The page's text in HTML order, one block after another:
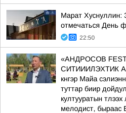
Марат Хуснуллин:
отмечаться День
22:50
«АНДРОСОВ
СИТИИИЛЭХТИК
кнгэр Майа
туттар биир
култууратын
мелодист, быраас